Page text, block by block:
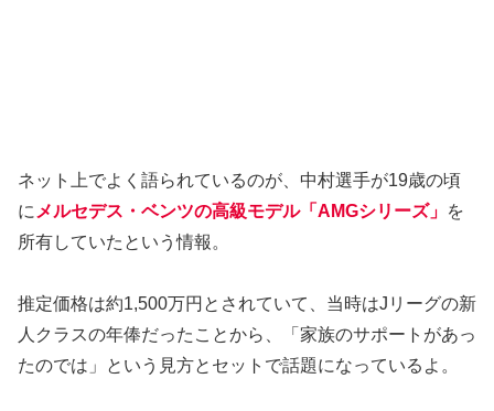
ネット上でよく語られているのが、中村選手が19歳の頃
に メルセデス・ベンツの高級モデル「AMGシリーズ」 を
所有していたという情報。
推定価格は約1,500万円とされていて、当時はJリーグの新
人クラスの年俸だったことから、「家族のサポートがあっ
たのでは」という見方とセットで話題になっているよ。